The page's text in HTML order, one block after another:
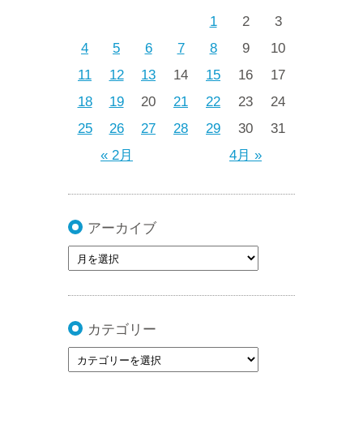
« 2月 4月 »
1 2
3
4
5 6 7 8 9
10
11
12 13 14 15 16
17
18
19 20 21 22 23
24
25
26 27 28 29 30 31
アーカイブ
カテゴリー